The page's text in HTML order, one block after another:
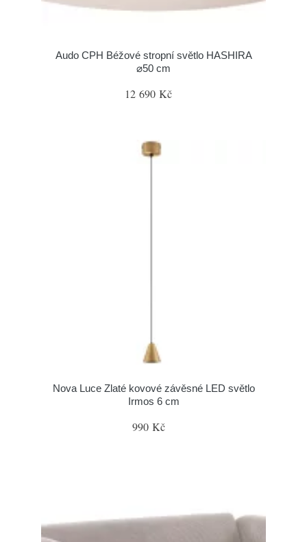
Audo CPH Béžové stropní světlo HASHIRA
⌀50 cm
12 690 Kč
Nova Luce Zlaté kovové závěsné LED světlo
Irmos 6 cm
990 Kč